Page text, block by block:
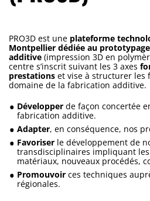
PRO3D est une plateforme
Montpellier dédiée au
additive (impression 3D en
centre s’inscrit suivant les 3 axes
prestations et vise à structurer les
domaine de la fabrication additive.
Développer de façon concertée
fabrication additive.
Adapter, en conséquence, nos
Favoriser le développement de
transdisciplinaires impliquant
matériaux, nouveaux procédés,
Promouvoir ces techniques
régionales.